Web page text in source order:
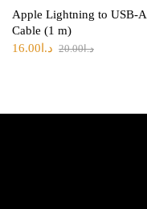
Apple Lightning to USB-A
Cable (1 m)
د.ا20.00 د.ا 16.00